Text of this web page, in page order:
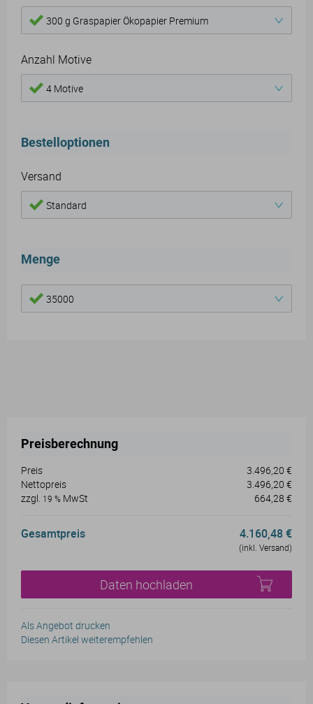
300 g Graspapier Ökopapier Premium
Anzahl Motive
4 Motive
Bestelloptionen
Versand
Standard
Menge
35000
Preisberechnung
Preis
3.496,20 €
Nettopreis
3.496,20 €
zzgl. 19 % MwSt 664,28 €
Gesamtpreis 4.160,48 €
(inkl. Versand)
Daten hochladen
Als Angebot drucken
Diesen Artikel weiterempfehlen